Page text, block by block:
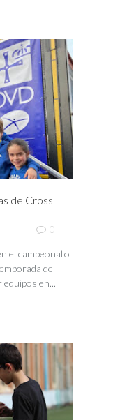
de Cross
0
el campeonato
de
en...